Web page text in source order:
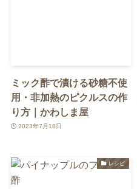
ミック酢で漬ける砂糖不使
用・非加熱のピクルスの作
り方｜かわしま屋
2023年7月18日
レシピ